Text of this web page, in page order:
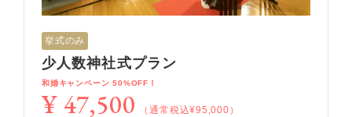
挙式のみ
少人数神社式プラン
和婚キャンペーン 50%OFF！
¥ 47,500 （通常税込¥95,000）